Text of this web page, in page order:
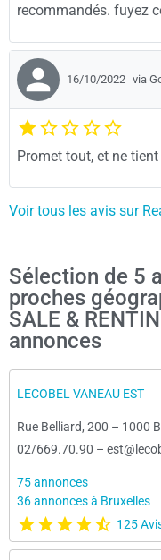
recommandés. fuyez
16/10/2022 via
Promet tout, et ne
Voir tous les avis sur
Sélection de 5
proches
SALE &
annonces
LECOBEL VANEAU EST
Rue Belliard, 200 – 1000
02/669.70.90 –
75 annonces
36 annonces à Bruxelles
125